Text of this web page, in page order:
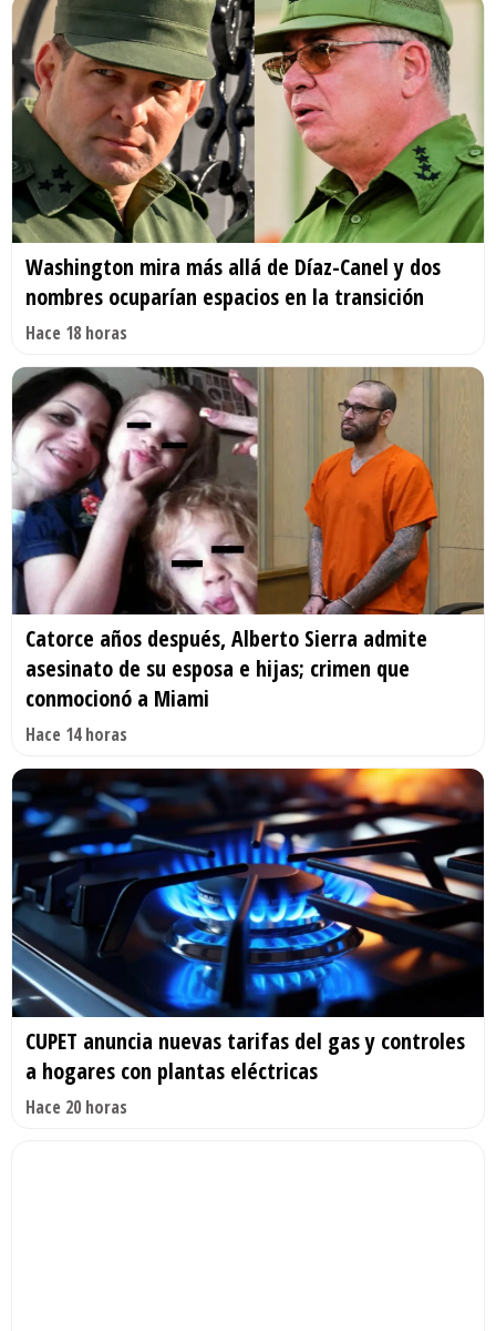
Washington mira más allá de Díaz-Canel y dos
nombres ocuparían espacios en la transición
Hace 18 horas
Catorce años después, Alberto Sierra admite
asesinato de su esposa e hijas; crimen que
conmocionó a Miami
Hace 14 horas
CUPET anuncia nuevas tarifas del gas y controles
a hogares con plantas eléctricas
Hace 20 horas